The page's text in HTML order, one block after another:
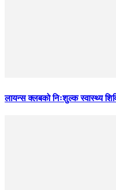
लायन्स क्लबको निःशुल्क स्वास्थ्य